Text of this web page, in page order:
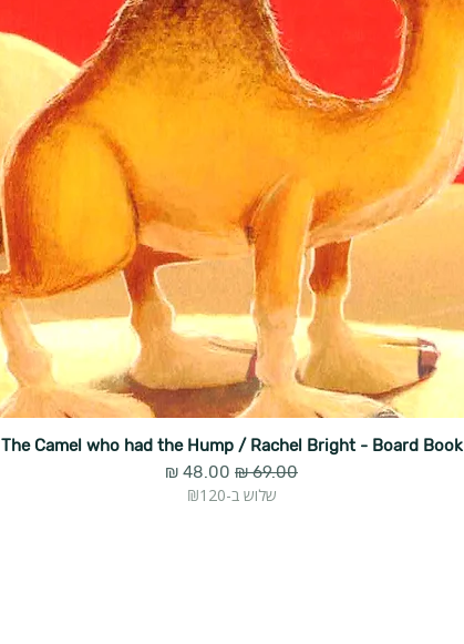
The Camel who had the Hump / Rachel Bright - Board Book
מחיר רגיל מחיר מבצע
שלוש ב-₪120